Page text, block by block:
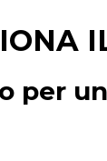
per